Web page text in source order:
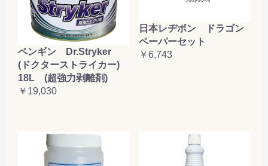
ペンギン Dr.Stryker
(ドクターストライカー)
18L (超強力剥離剤)
￥19,030
日本レヂボン ドラゴン
ペーパーセット
￥6,743